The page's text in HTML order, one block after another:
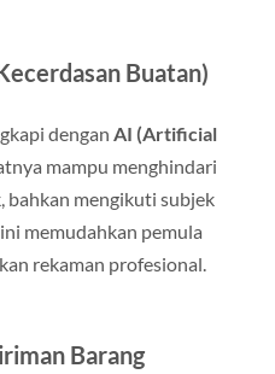
Buatan)
dengan AI (Artificial
mampu menghindari
bahkan mengikuti subjek
memudahkan pemula
rekaman profesional.
Barang